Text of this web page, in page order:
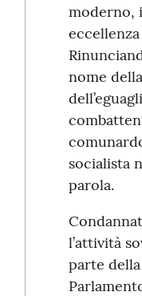
moderno,
nome
socialista
parola.
l’attività
parte